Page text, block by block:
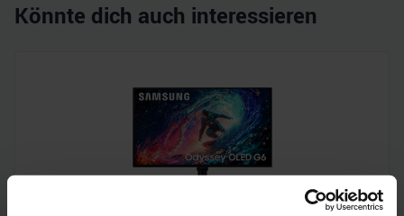
Könnte dich auch interessieren